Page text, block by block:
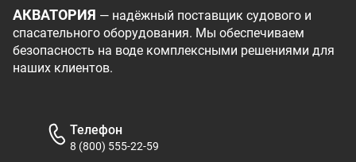
АКВАТОРИЯ — надёжный поставщик судового и
спасательного оборудования. Мы обеспечиваем
безопасность на воде комплексными решениями для
наших клиентов.
Телефон
8 (800) 555-22-59